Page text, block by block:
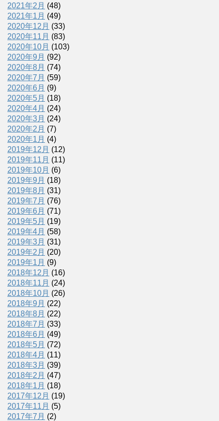
2021年2月 (48)
2021年1月 (49)
2020年12月 (33)
2020年11月 (83)
2020年10月 (103)
2020年9月 (92)
2020年8月 (74)
2020年7月 (59)
2020年6月 (9)
2020年5月 (18)
2020年4月 (24)
2020年3月 (24)
2020年2月 (7)
2020年1月 (4)
2019年12月 (12)
2019年11月 (11)
2019年10月 (6)
2019年9月 (18)
2019年8月 (31)
2019年7月 (76)
2019年6月 (71)
2019年5月 (19)
2019年4月 (58)
2019年3月 (31)
2019年2月 (20)
2019年1月 (9)
2018年12月 (16)
2018年11月 (24)
2018年10月 (26)
2018年9月 (22)
2018年8月 (22)
2018年7月 (33)
2018年6月 (49)
2018年5月 (72)
2018年4月 (11)
2018年3月 (39)
2018年2月 (47)
2018年1月 (18)
2017年12月 (19)
2017年11月 (5)
2017年7月 (2)